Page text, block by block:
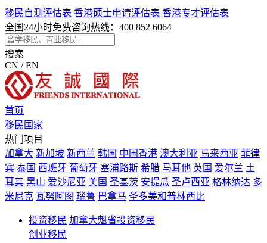
移民自测评估表 香港硕士申请评估表 香港专才评估表
全国24小时免费咨询热线： 400 852 6064
搜索
CN / EN
首页
移民国家
热门项目
加拿大 新加坡 新西兰 韩国 中国香港 澳大利亚 马来西亚 菲律
宾 泰国 西班牙 葡萄牙 塞浦路斯 希腊 马耳他 英国 爱尔兰 土
耳其 黑山 爱沙尼亚 美国 圣基茨 安提瓜 圣卢西亚 格林纳达 多
米尼克 瓦努阿图 瑙鲁 巴拿马 圣多美和普林西比
投资移民 加拿大魁省投资移民
创业移民